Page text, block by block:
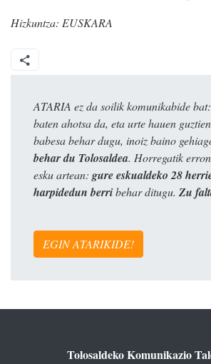
Hizkuntza: EUSKARA
ATARIA ez da soilik komunikabide
baten ahotsa da, eta urte hauen
babesa behar dugu, inoiz baino
behar du Tolosaldea. Horregatik
esku artean: gure eskualdeko 28
harpidedun berribehar ditugu. Zu
EGIN ATARIKIDE!
Tolosaldeko Komunikazio